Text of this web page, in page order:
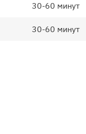
30-60 минут
30-60 минут